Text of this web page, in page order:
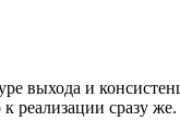
выхода и
реализации сразу же.